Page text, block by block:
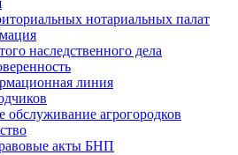
нотариальных палат
наследственного дела
линия
обслуживание агрогородков
акты БНП